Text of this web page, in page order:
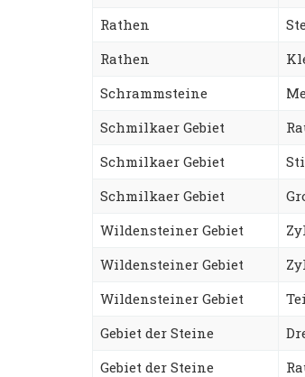
Rathen
Rathen
Schrammsteine
Schmilkaer Gebiet
Schmilkaer Gebiet
Schmilkaer Gebiet
Wildensteiner Gebiet
Wildensteiner Gebiet
Wildensteiner Gebiet
Gebiet der Steine
Gebiet der Steine